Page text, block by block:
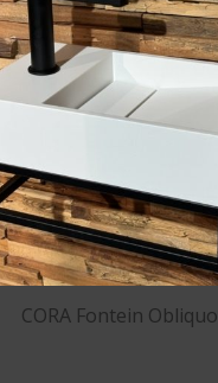
CORA Fontein Obliquo